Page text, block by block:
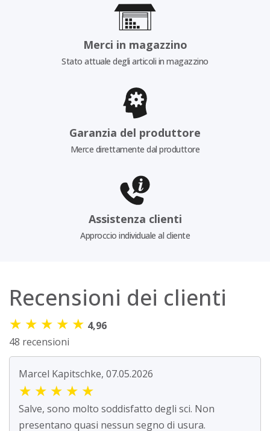
Merci in magazzino
Stato attuale degli articoli in magazzino
Garanzia del produttore
Merce direttamente dal produttore
Assistenza clienti
Approccio individuale al cliente
Recensioni dei clienti
★ ★ ★ ★ ★ 4,96
48 recensioni
Marcel Kapitschke, 07.05.2026
★ ★ ★ ★ ★
Salve, sono molto soddisfatto degli sci. Non
presentano quasi nessun segno di usura.